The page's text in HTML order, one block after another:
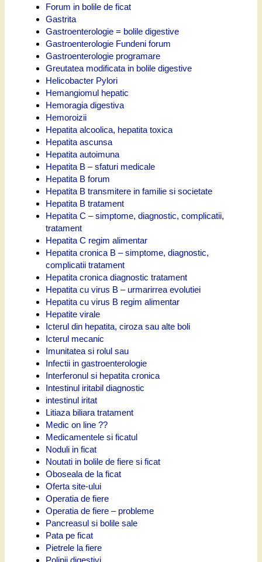
Forum in bolile de ficat
Gastrita
Gastroenterologie = bolile digestive
Gastroenterologie Fundeni forum
Gastroenterologie programare
Greutatea modificata in bolile digestive
Helicobacter Pylori
Hemangiomul hepatic
Hemoragia digestiva
Hemoroizii
Hepatita alcoolica, hepatita toxica
Hepatita ascunsa
Hepatita autoimuna
Hepatita B – sfaturi medicale
Hepatita B forum
Hepatita B transmitere in familie si societate
Hepatita B tratament
Hepatita C – simptome, diagnostic, complicatii,
tratament
Hepatita C regim alimentar
Hepatita cronica B – simptome, diagnostic,
complicatii tratament
Hepatita cronica diagnostic tratament
Hepatita cu virus B – urmarirrea evolutiei
Hepatita cu virus B regim alimentar
Hepatite virale
Icterul din hepatita, ciroza sau alte boli
Icterul mecanic
Imunitatea si rolul sau
Infectii in gastroenterologie
Interferonul si hepatita cronica
Intestinul iritabil diagnostic
intestinul iritat
Litiaza biliara tratament
Medic on line ??
Medicamentele si ficatul
Noduli in ficat
Noutati in bolile de fiere si ficat
Oboseala de la ficat
Oferta site-ului
Operatia de fiere
Operatia de fiere – probleme
Pancreasul si bolile sale
Pata pe ficat
Pietrele la fiere
Polipii digestivi